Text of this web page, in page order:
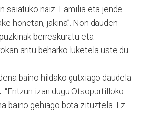
saiatuko naiz. Familia eta jende
honetan, jakina”. Non dauden
berreskuratu eta
aritu beharko luketela uste du.
baino hildako gutxiago daudela
“Entzun izan dugu Otsoportilloko
baino gehiago bota zituztela. Ez